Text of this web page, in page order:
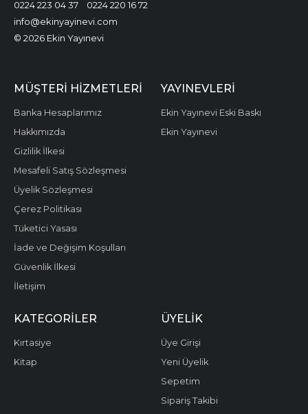
0224 223 04 37
0224 220 16 72
info@ekinyayinevi.com
© 2026 Ekin Yayınevi
MÜŞTERI HIZMETLERI
Banka Hesaplarımız
Hakkımızda
Gizlilik İlkesi
Mesafeli Satış Sözleşmesi
Üyelik Sözleşmesi
Çerez Politikası
Tüketici Yasası
İade ve Değişim Koşulları
Güvenlik İlkesi
İletişim
YAYINEVLERI
Ekin Yayınevi Eski Baskı
Ekin Yayınevi
KATEGORILER
Kırtasiye
Kitap
ÜYELIK
Üye Girişi
Yeni Üyelik
Sepetim
Sipariş Takibi